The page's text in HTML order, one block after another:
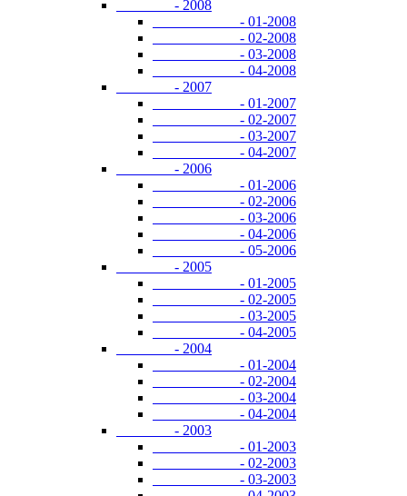
- 2008
- 01-2008
- 02-2008
- 03-2008
- 04-2008
- 2007
- 01-2007
- 02-2007
- 03-2007
- 04-2007
- 2006
- 01-2006
- 02-2006
- 03-2006
- 04-2006
- 05-2006
- 2005
- 01-2005
- 02-2005
- 03-2005
- 04-2005
- 2004
- 01-2004
- 02-2004
- 03-2004
- 04-2004
- 2003
- 01-2003
- 02-2003
- 03-2003